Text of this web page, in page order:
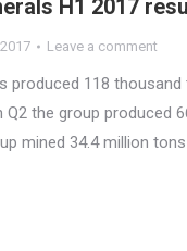
H1 2017
Leave a comment
produced 118
the group produced
mined 34.4 million